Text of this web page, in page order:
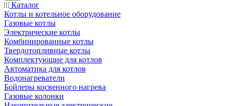
Каталог
Котлы и котельное оборудование
Газовые котлы
Электрические котлы
Комбинированные котлы
Твердотопливные котлы
Комплектующие для котлов
Автоматика для котлов
Водонагреватели
Бойлеры косвенного нагрева
Газовые колонки